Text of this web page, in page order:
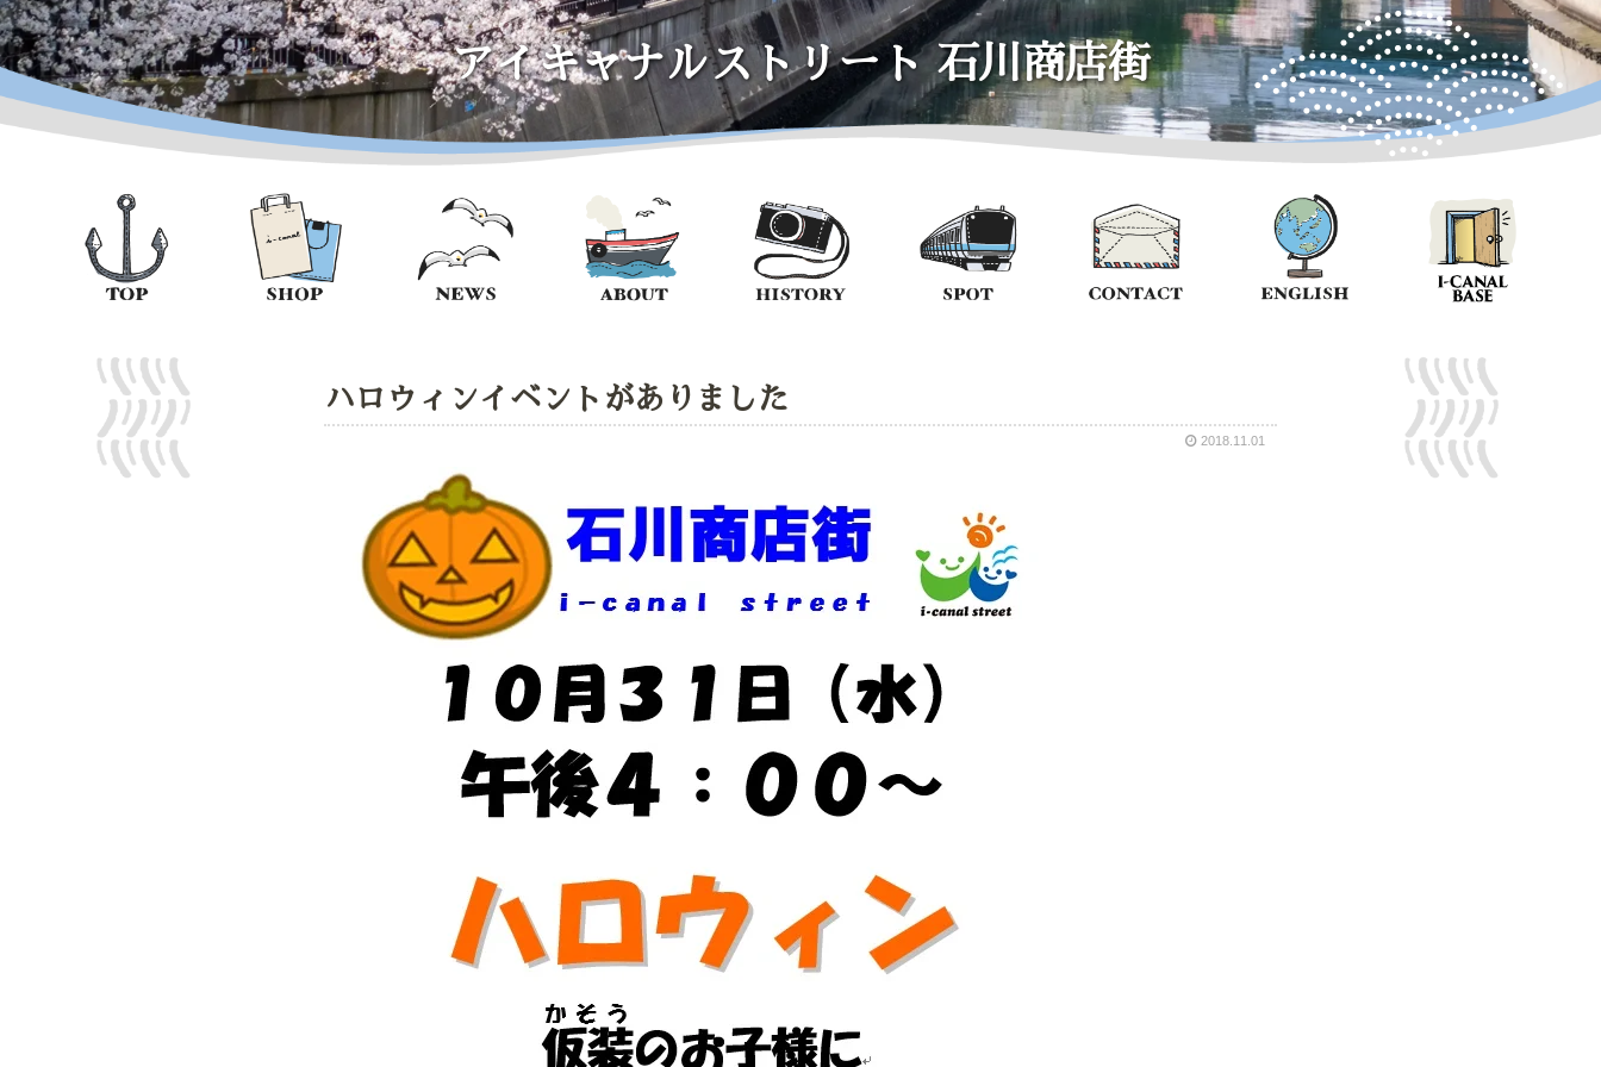
アイキャナルストリート石川商店街
ハロウィンイベントがありました
2018.11.01